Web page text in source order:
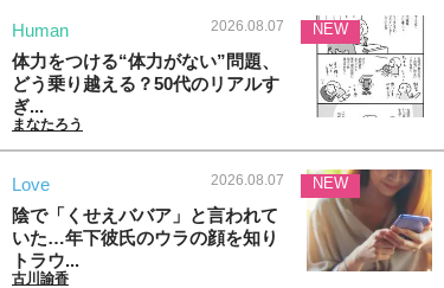
Human 2026.08.07
体力をつける“体力がない”問題、
どう乗り越える？50代のリアルす
ぎ...
まなたろう
NEW
Love 2026.08.07
陰で「くせえババア」と言われて
いた…年下彼氏のウラの顔を知り
トラウ...
古川諭香
NEW